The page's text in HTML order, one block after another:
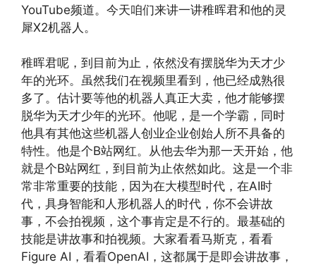
YouTube频道。今天咱们来讲一讲稚晖君和他的灵
犀X2机器人。
稚晖君呢，到目前为止，依然没有摆脱华为天才少
年的光环。虽然我们在视频里看到，他已经成熟很
多了。估计要等他的机器人真正大卖，他才能够摆
脱华为天才少年的光环。他呢，是一个学霸，同时
他具有其他这些机器人创业企业创始人所不具备的
特性。他是个B站网红。从他去华为那一天开始，他
就是个B站网红，到目前为止依然如此。这是一个非
常非常重要的技能，因为在大模型时代，在AI时
代，具身智能和人形机器人的时代，你不会讲故
事，不会拍视频，这个事肯定是不行的。最基础的
技能是讲故事和拍视频。大家看看马斯克，看看
Figure AI，看看OpenAI，这都属于是即会讲故事，